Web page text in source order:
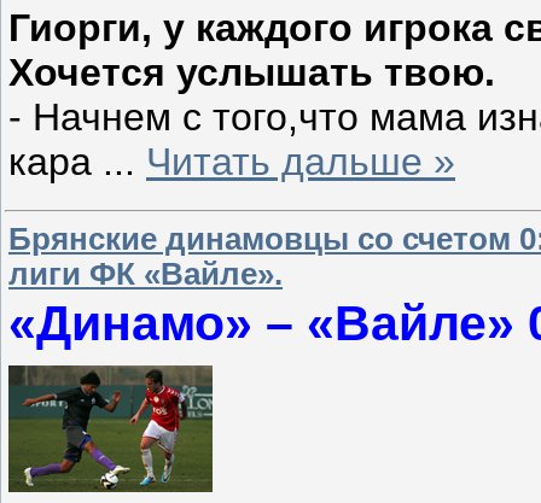
Гиорги, у каждого игрока
Хочется услышать твою.
- Начнем с того,что мама
кара ... Читать дальше »
Брянские динамовцы со счетом
лиги ФК «Вайле».
«Динамо» – «Вайле»